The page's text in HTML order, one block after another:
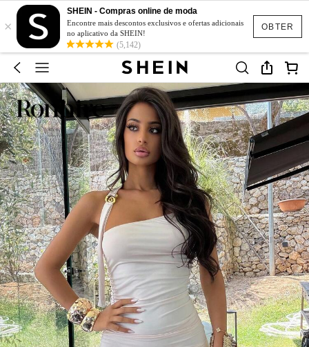
OBTER
×
SHEIN - Compras online de moda
Encontre mais descontos exclusivos e ofertas adicionais
no aplicativo da SHEIN!
(5,142)